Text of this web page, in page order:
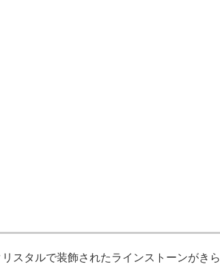
スタルで装飾されたラインストーンがきら